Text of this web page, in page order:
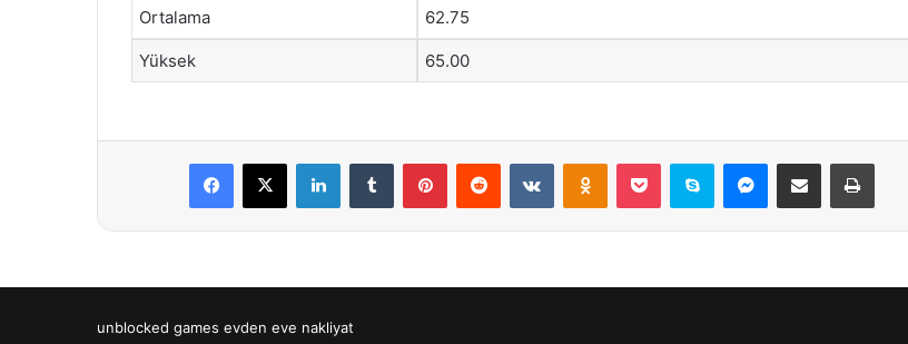
Ortalama 62.75
Yüksek 65.00
Facebook
X LinkedInTumblr PinterestReddit VKontakteOdnoklassniki
Pocket Skype Messenger
E-Posta ile paylaş Yazdır
unblocked games evden eve nakliyat